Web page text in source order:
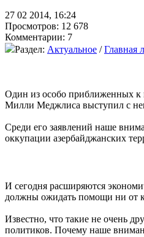
27 02 2014, 16:24
Просмотров: 12 678
Комментарии: 7
Раздел: Актуальное /Главная
Один из особо приближенных к
Милли Меджлиса выступил с
Среди его заявлений наше
оккупации азербайджанских
И сегодня расширяются
должны ожидать помощи ни от
Известно, что такие не очень
политиков. Почему наше